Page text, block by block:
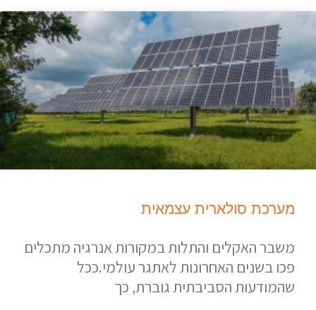
מערכת סולארית עצמאית
משבר האקלים והתלות במקורות אנרגיה מתכלים
פכו בשנים האחרונות לאתגר עולמי.ככל
שהמודעות הסביבתית גוברת, כך